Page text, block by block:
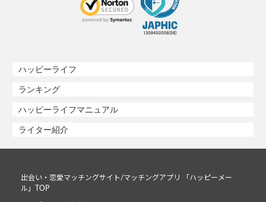
ハッピーライフ
ランキング
ハッピーライフマニュアル
ライター紹介
出会い・恋愛マッチングサイト/マッチングアプリ 「ハッピーメー
ル」TOP